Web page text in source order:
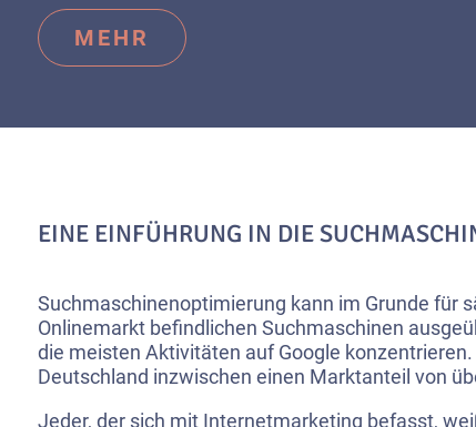
MEHR
EINE EINFÜHRUNG IN DIE
Suchmaschinenoptimierung kann im Grunde für
Onlinemarkt befindlichen Suchmaschinen
die meisten Aktivitäten auf Google
Deutschland inzwischen einen Marktanteil von
Jeder, der sich mit Internetmarketing befasst,